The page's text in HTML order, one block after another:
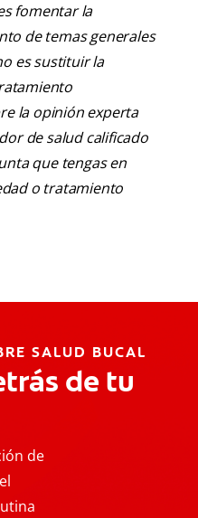
fomentar la
de temas generales
es sustituir la
la opinión experta
de salud calificado
que tengas en
o tratamiento
SALUD BUCAL
de tu
de